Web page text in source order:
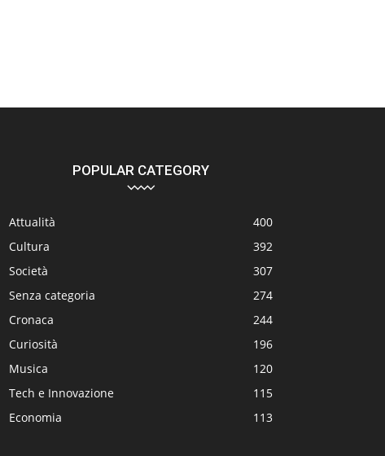
POPULAR CATEGORY
Attualità
400
Cultura
392
Società
307
Senza categoria
274
Cronaca
244
Curiosità
196
Musica
120
Tech e Innovazione
115
Economia
113